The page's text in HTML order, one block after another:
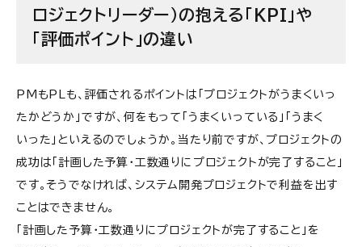
ロジェクトリーダー）の抱える「KPI」や
「評価ポイント」の違い
PMもPLも、評価されるポイントは「プロジェクトがうまくいっ
たかどうか」ですが、何をもって「うまくいっている」「うまく
いった」といえるのでしょうか。当たり前ですが、プロジェクトの
成功は「計画した予算・工数通りにプロジェクトが完了すること」
です。そうでなければ、システム開発プロジェクトで利益を出す
ことはできません。
「計画した予算・工数通りにプロジェクトが完了すること」を